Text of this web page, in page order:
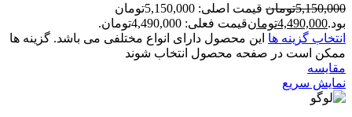
5,150,000تومان
قیمت اصلی: 5,150,000تومان
بود.4,490,000تومانقیمت فعلی: 4,490,000تومان.
انتخاب گزینه ها این محصول دارای انواع مختلفی می باشد. گزینه ها
ممکن است در صفحه محصول انتخاب شوند
مقايسه
نمایش سریع